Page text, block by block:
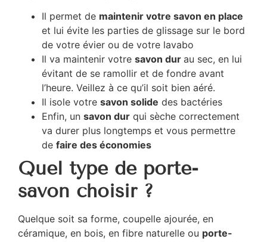
Il permet de maintenir votre savon en place
et lui évite les parties de glissage sur le bord
de votre évier ou de votre lavabo
Il va maintenir votre savon dur au sec, en lui
évitant de se ramollir et de fondre avant
l’heure. Veillez à ce qu’il soit bien aéré.
Il isole votre savon solide des bactéries
Enfin, un savon dur qui sèche correctement
va durer plus longtemps et vous permettre
de faire des économies
Quel type de porte-
savon choisir ?
Quelque soit sa forme, coupelle ajourée, en
céramique, en bois, en fibre naturelle ou porte-